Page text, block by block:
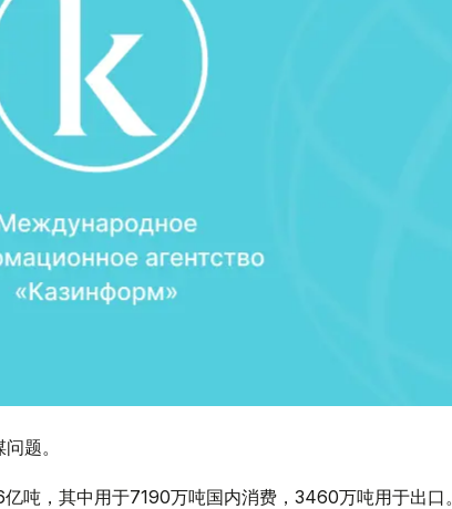
题。
吨，其中用于7190万吨国内消费，3460万吨用于出口。